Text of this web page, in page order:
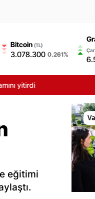
Bitcoin (TL)
3.078.300 0.261%
eğitimi